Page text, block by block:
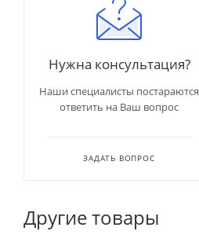
Нужна консультация?
Наши специалисты постараются
ответить на Ваш вопрос
ЗАДАТЬ ВОПРОС
Другие товары